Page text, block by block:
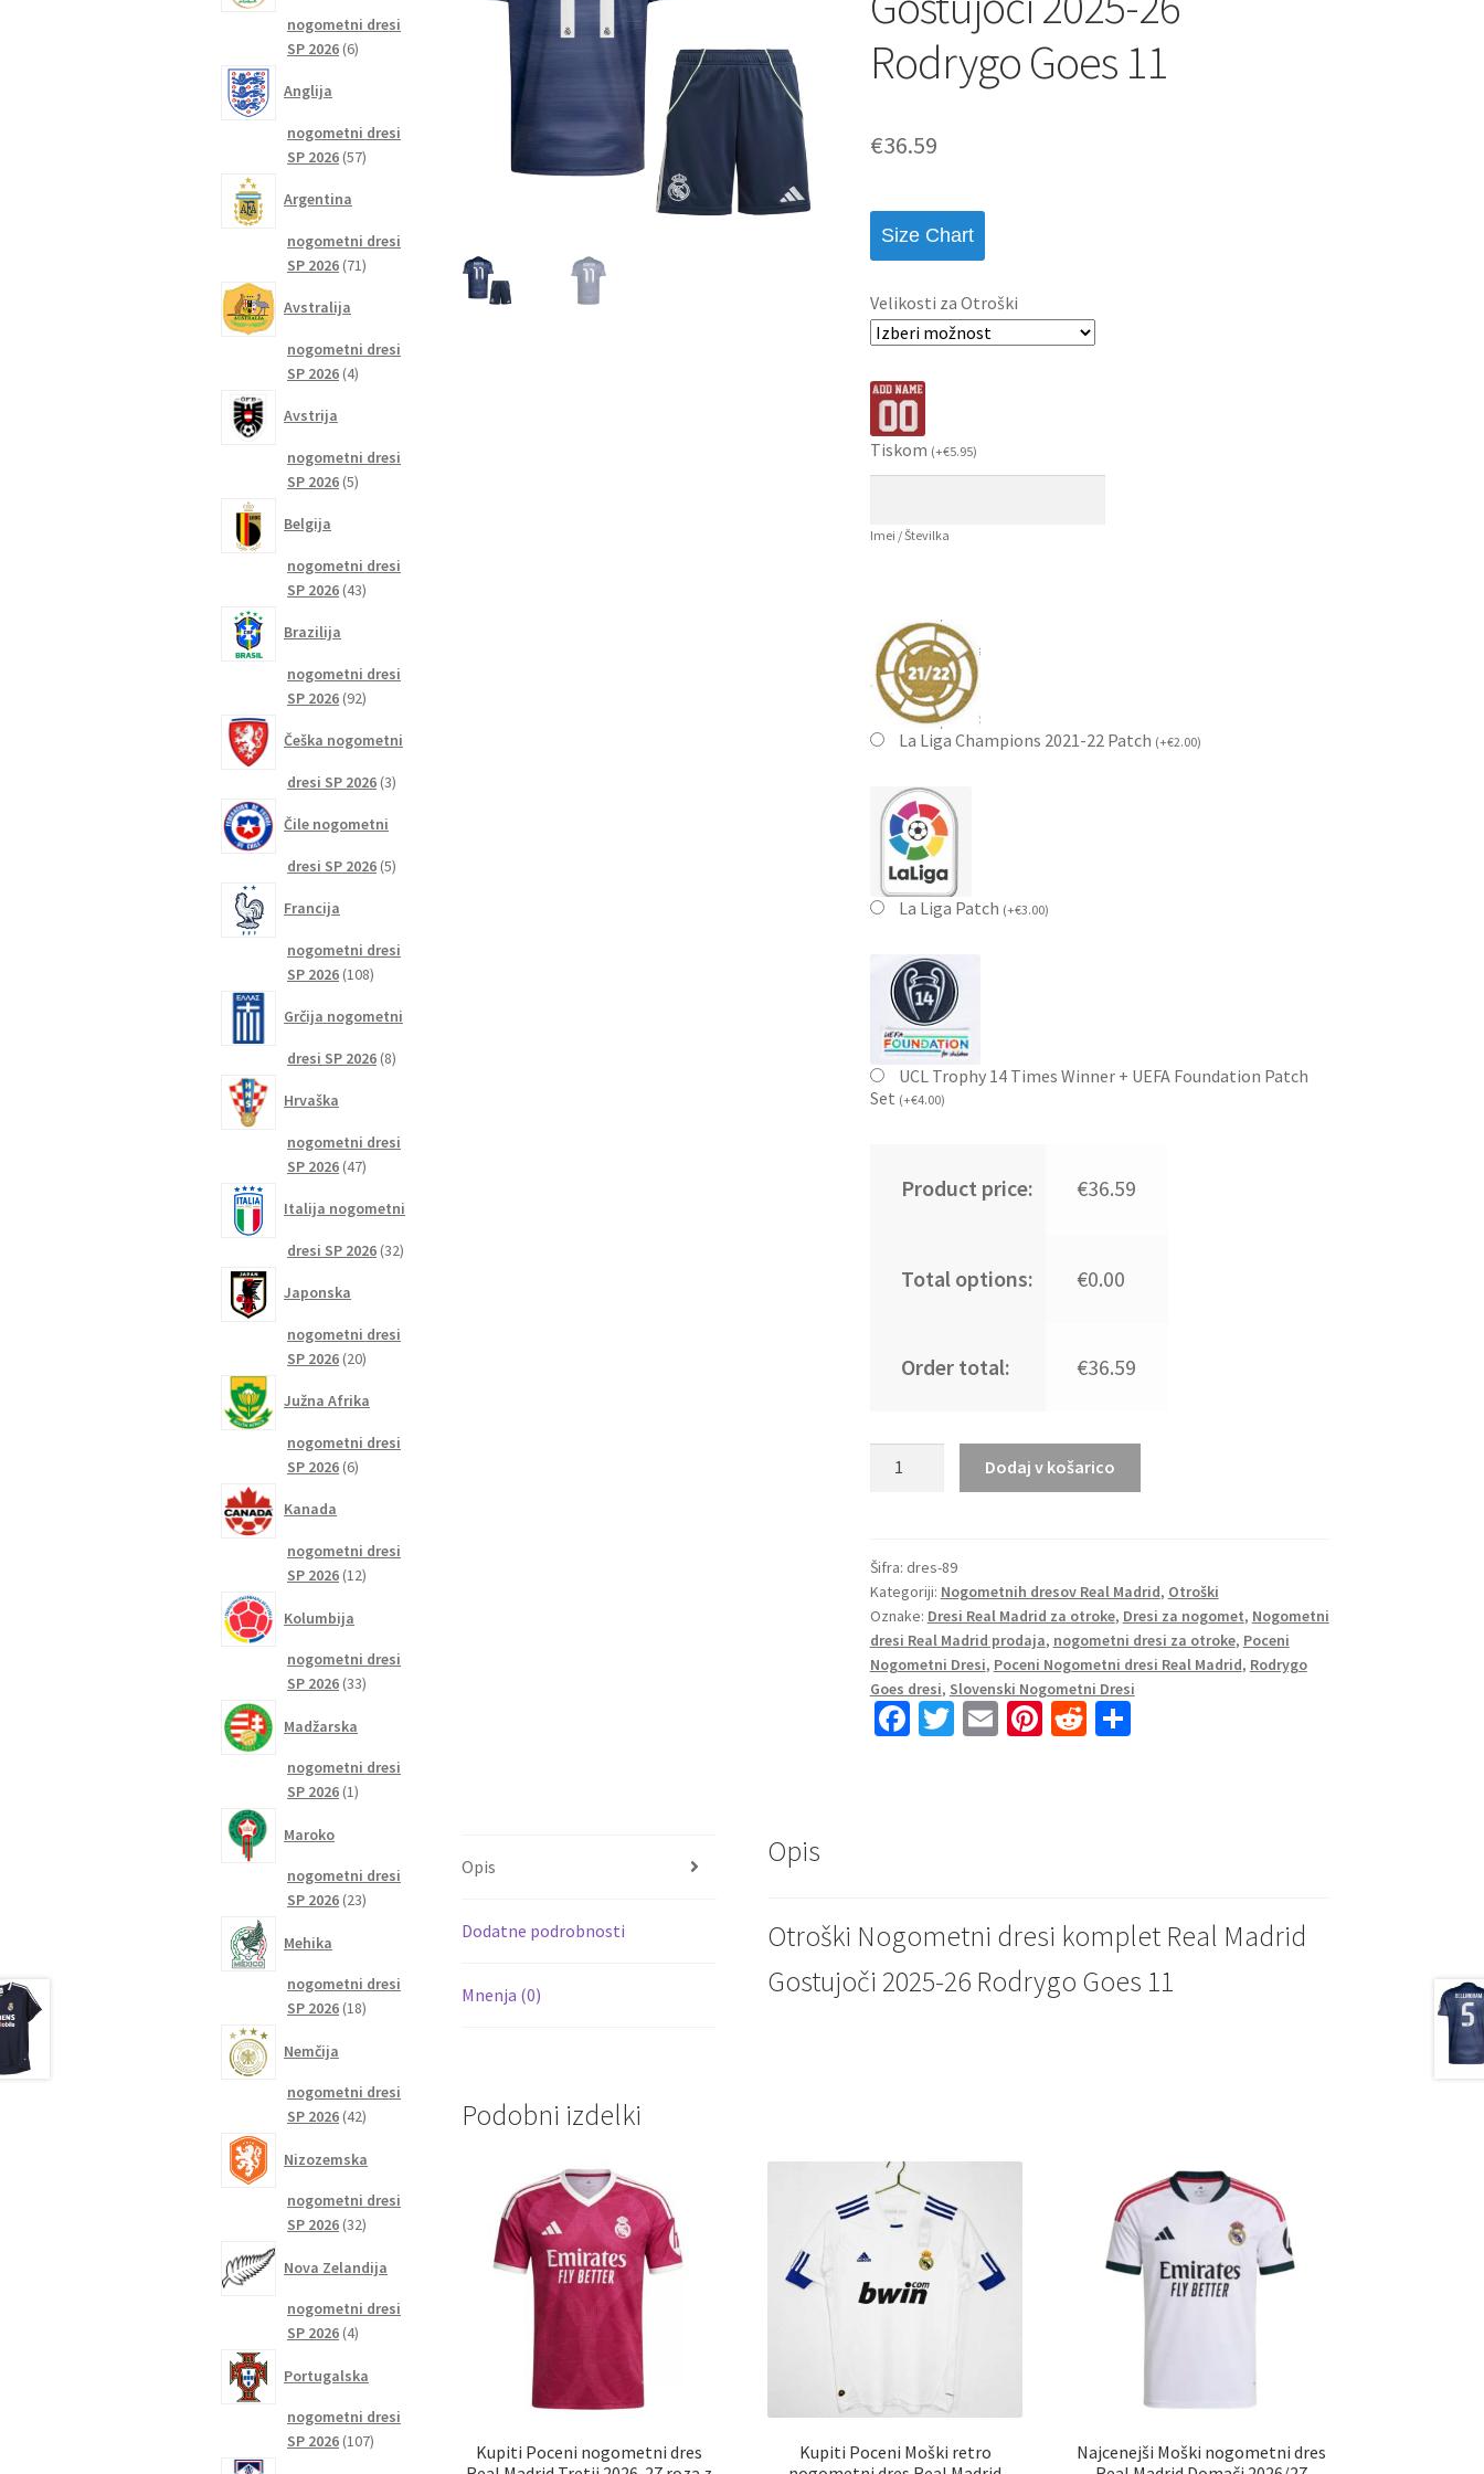
Rodrygo Goes 11
€36.59
Size Chart
Velikosti za Otroški
Tiskom (+€5.95)
Imei / Številka
La Liga Champions 2021-22 Patch (+€2.00)
La Liga Patch (+€3.00)
UCL Trophy 14 Times Winner + UEFA Foundation Patch
Set (+€4.00)
Product price: €36.59
Total options: €0.00
Order total: €36.59
Real
Madrid
Gostujoči
2025-
26
Rodrygo
Goes
Dodaj v košarico
Šifra: dres-89
Kategoriji: Nogometnih dresov Real Madrid, Otroški
Oznake: Dresi Real Madrid za otroke, Dresi za nogomet, Nogometni
dresi Real Madrid prodaja, nogometni dresi za otroke, Poceni
Nogometni Dresi, Poceni Nogometni dresi Real Madrid, Rodrygo
Goes dresi, Slovenski Nogometni Dresi
Fa T E Pi R S
Opis
Dodatne podrobnosti
Mnenja (0)
Opis
Otroški Nogometni dresi komplet Real Madrid
Gostujoči 2025-26 Rodrygo Goes 11
Podobni izdelki
Kupiti Poceni nogometni dres
Kupiti Poceni Moški retro
Najcenejši Moški nogometni dres
nogometni dresi
SP 2026 66
Anglija
nogometni dresi
SP 2026 5757
Argentina
nogometni dresi
SP 2026 7171
Avstralija
nogometni dresi
SP 2026 44
Avstrija
nogometni dresi
SP 2026 55
Belgija
nogometni dresi
SP 2026 4343
Brazilija
nogometni dresi
SP 2026 9292
Češka nogometni
dresi SP 2026 33
Čile nogometni
dresi SP 2026 55
Francija
nogometni dresi
SP 2026 108108
Grčija nogometni
dresi SP 2026 88
Hrvaška
nogometni dresi
SP 2026 4747
Italija nogometni
dresi SP 2026 3232
Japonska
nogometni dresi
SP 2026 2020
Južna Afrika
nogometni dresi
SP 2026 66
Kanada
nogometni dresi
SP 2026 1212
Kolumbija
nogometni dresi
SP 2026 3333
Madžarska
nogometni dresi
SP 2026 11
Maroko
nogometni dresi
SP 2026 2323
Mehika
nogometni dresi
SP 2026 1818
Nemčija
nogometni dresi
SP 2026 4242
Nizozemska
nogometni dresi
SP 2026 3232
Nova Zelandija
nogometni dresi
SP 2026 44
Portugalska
nogometni dresi
SP 2026 107107